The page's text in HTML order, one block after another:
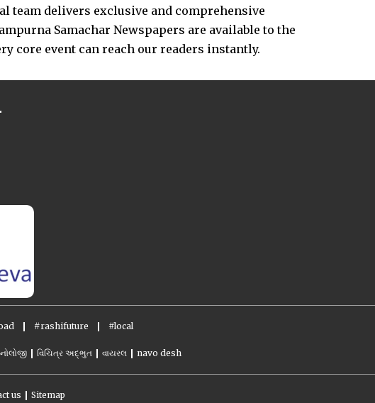
team delivers exclusive and comprehensive
Samachar Newspapers are available to the
core event can reach our readers instantly.
#rashifuture #local
વિચિત્ર અદ્ભુત વાયરલ navo desh
us Sitemap